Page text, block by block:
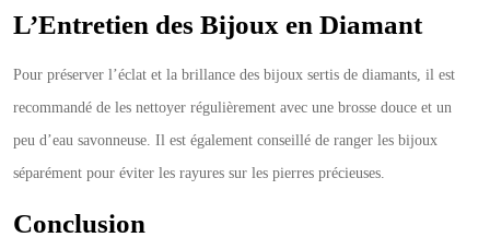
L’Entretien des Bijoux en Diamant
Pour préserver l’éclat et la brillance des bijoux sertis de diamants, il est
recommandé de les nettoyer régulièrement avec une brosse douce et un
peu d’eau savonneuse. Il est également conseillé de ranger les bijoux
séparément pour éviter les rayures sur les pierres précieuses.
Conclusion